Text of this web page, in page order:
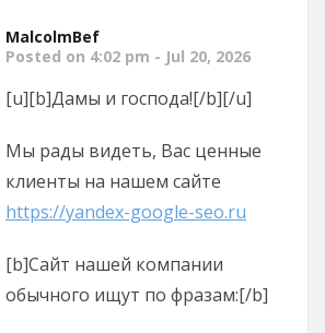
MalcolmBef
Posted on 4:02 pm - Jul 20, 2026
[u][b]Дамы и господа![/b][/u]
Мы рады видеть, Вас ценные
клиенты на нашем сайте
https://yandex-google-seo.ru
[b]Сайт нашей компании
обычного ищут по фразам:[/b]